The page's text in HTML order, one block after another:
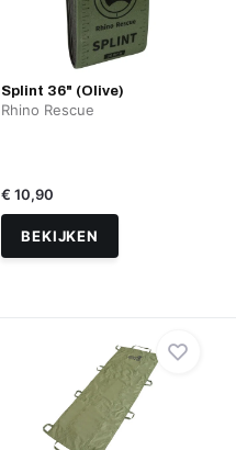
Splint 36" (Olive)
Rhino Rescue
€ 10,90
BEKIJKEN